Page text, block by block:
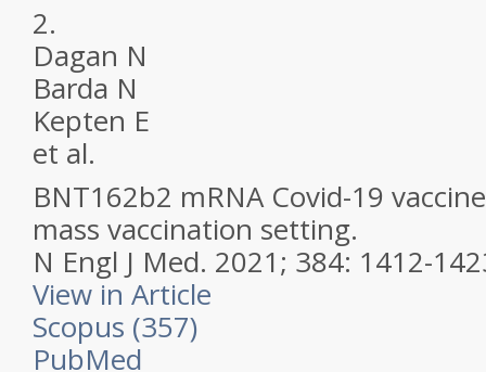
2.
Dagan N
Barda N
Kepten E
et al.
BNT162b2 mRNA Covid-19
mass vaccination setting.
N Engl J Med. 2021; 384: 1412-
View in Article
Scopus (357)
PubMed